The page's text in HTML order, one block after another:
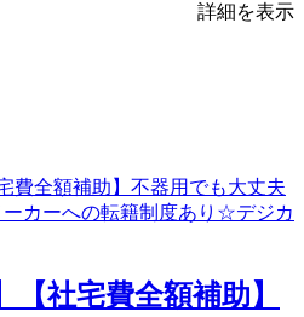
詳細を表示
【社宅費全額補助】